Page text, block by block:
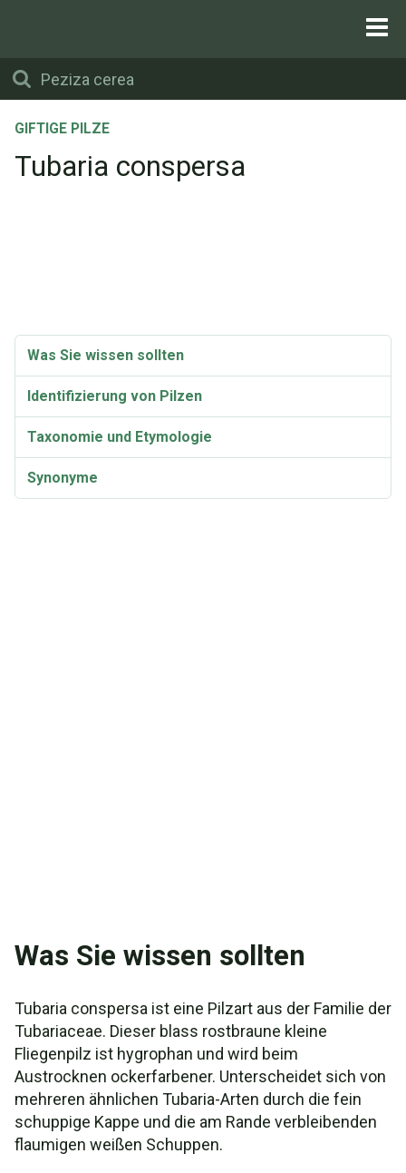
GIFTIGE PILZE
Tubaria conspersa
Was Sie wissen sollten
Identifizierung von Pilzen
Taxonomie und Etymologie
Synonyme
Was Sie wissen sollten
Tubaria conspersa ist eine Pilzart aus der Familie der
Tubariaceae. Dieser blass rostbraune kleine
Fliegenpilz ist hygrophan und wird beim
Austrocknen ockerfarbener. Unterscheidet sich von
mehreren ähnlichen Tubaria-Arten durch die fein
schuppige Kappe und die am Rande verbleibenden
flaumigen weißen Schuppen.